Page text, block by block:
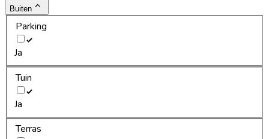
Buiten
Parking
Ja
Tuin
Ja
Terras